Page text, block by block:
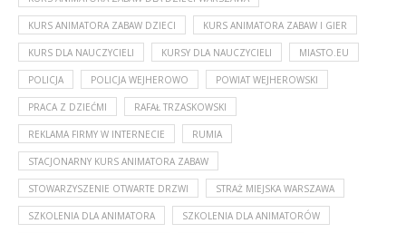
KURS ANIMATORA ZABAW DZIECI KURS ANIMATORA ZABAW I GIER
KURS DLA NAUCZYCIELI KURSY DLA NAUCZYCIELI MIASTO.EU
POLICJA POLICJA WEJHEROWO POWIAT WEJHEROWSKI
PRACA Z DZIEĆMI RAFAŁ TRZASKOWSKI
REKLAMA FIRMY W INTERNECIE RUMIA
STACJONARNY KURS ANIMATORA ZABAW
STOWARZYSZENIE OTWARTE DRZWI STRAŻ MIEJSKA WARSZAWA
SZKOLENIA DLA ANIMATORA SZKOLENIA DLA ANIMATORÓW